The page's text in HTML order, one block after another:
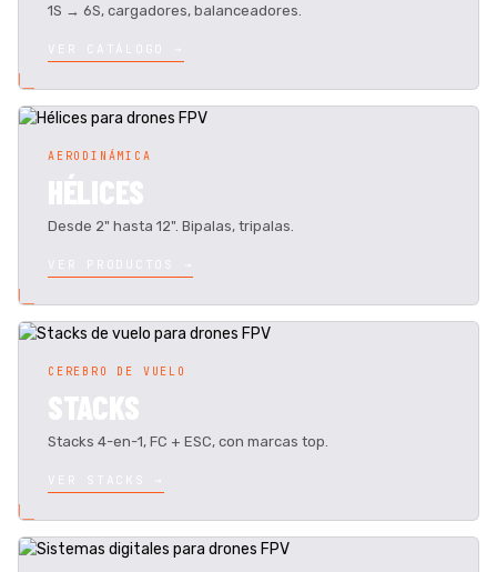
1S → 6S, cargadores, balanceadores.
AERODINÁMICA
Desde 2" hasta 12". Bipalas, tripalas.
CEREBRO DE VUELO
Stacks 4-en-1, FC + ESC, con marcas top.